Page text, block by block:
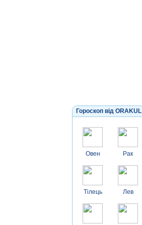
Гороскоп від ORAKUL
Овен
Тілець
Рак
Лев